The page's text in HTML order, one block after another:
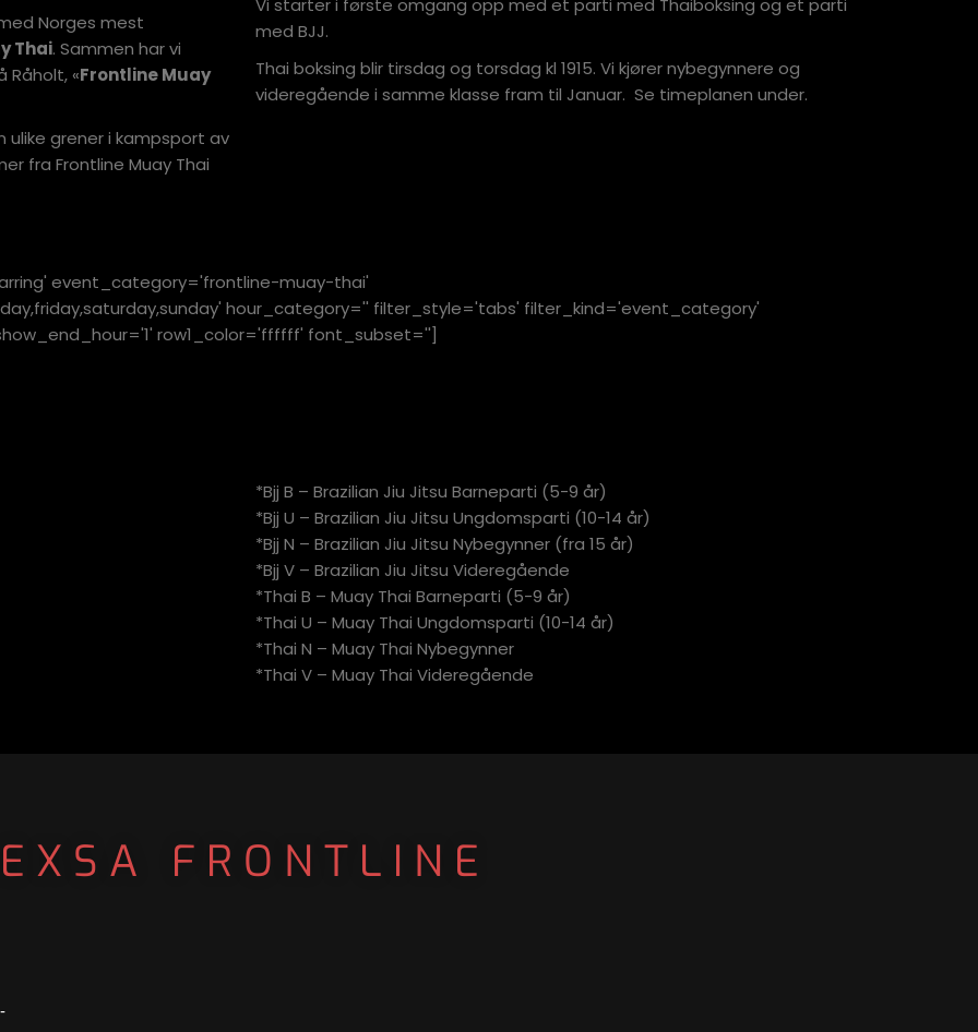
Norges mest
Thai. Sammen har vi
Råholt, «Frontline Muay
ulike grener i kampsport av
fra Frontline Muay Thai
Vi starter i første omgang opp med et parti med Thaiboksing og et parti
med BJJ.
Thai boksing blir tirsdag og torsdag kl 1915. Vi kjører nybegynnere og
videregående i samme klasse fram til Januar. Se timeplanen under.
event_category='frontline-muay-thai'
hour_category='' filter_style='tabs' filter_kind='event_category'
row1_color='ffffff' font_subset='']
*Bjj B – Brazilian Jiu Jitsu Barneparti (5-9 år)
*Bjj U – Brazilian Jiu Jitsu Ungdomsparti (10-14 år)
*Bjj N – Brazilian Jiu Jitsu Nybegynner (fra 15 år)
*Bjj V – Brazilian Jiu Jitsu Videregående
*Thai B – Muay Thai Barneparti (5-9 år)
*Thai U – Muay Thai Ungdomsparti (10-14 år)
*Thai N – Muay Thai Nybegynner
*Thai V – Muay Thai Videregående
EXSA FRONTLINE